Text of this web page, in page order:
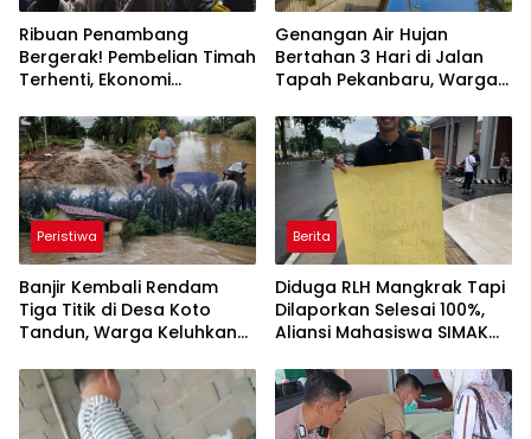
Ribuan Penambang
Bergerak! Pembelian Timah
Terhenti, Ekonomi
Genangan Air Hujan
Bertahan 3 Hari di Jalan
Tapah Pekanbaru, Warga
Lakukan Overlay
Peristiwa
Banjir Kembali Rendam
Tiga Titik di Desa Koto
Tandun, Warga Keluhkan
Pemkab Rohul
Berita
Diduga RLH Mangkrak Tapi
Dilaporkan Selesai 100%,
Aliansi Mahasiswa SIMAK
Periksa Plt Kadis Perkim